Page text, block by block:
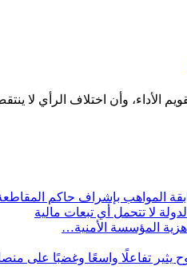
الأداء، وأن اختلاف الرأي لا
المواهب بإشراف حاكم
لا تتحمل أي تبعات مالية
المؤسسة الأمنية…
يثير تفاعلًا واسعًا وغضبًا على